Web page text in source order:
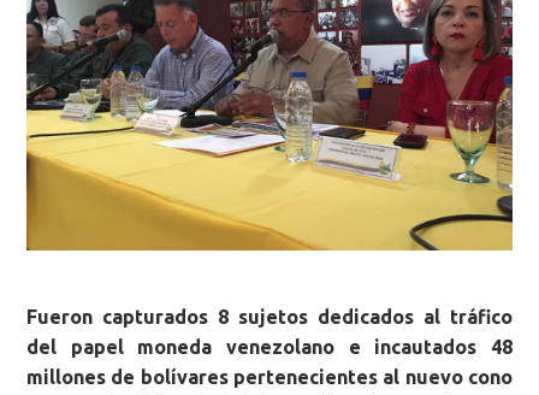
Fueron capturados 8 sujetos dedicados al tráfico
del papel moneda venezolano e incautados 48
millones de bolívares pertenecientes al nuevo cono